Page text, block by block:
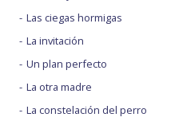
Las ciegas hormigas
La invitación
Un plan perfecto
La otra madre
La constelación del perro